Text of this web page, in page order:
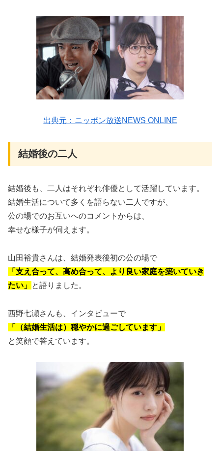
出典元：ニッポン放送NEWS ONLINE
結婚後の二人
結婚後も、二人はそれぞれ俳優として活躍しています。
結婚生活について多くを語らない二人ですが、
公の場でのお互いへのコメントからは、
幸せな様子が伺えます。
山田裕貴さんは、結婚発表後初の公の場で
「支え合って、高め合って、より良い家庭を築いていき
たい」 と語りました。
西野七瀬さんも、インタビューで
「（結婚生活は）穏やかに過ごしています」
と笑顔で答えています。